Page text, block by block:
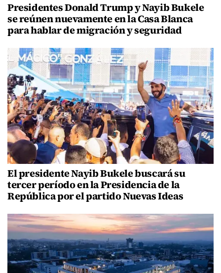
Presidentes Donald Trump y Nayib Bukele
se reúnen nuevamente en la Casa Blanca
para hablar de migración y seguridad
El presidente Nayib Bukele buscará su
tercer período en la Presidencia de la
República por el partido Nuevas Ideas